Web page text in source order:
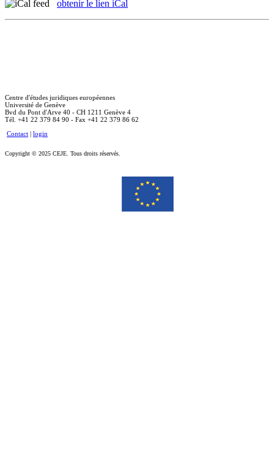
obtenir le lien iCal
Centre d'études juridiques européennes
Université de Genève
Bvd du Pont d'Arve 40 - CH 1211 Genève 4
Tél. +41 22 379 84 90 - Fax +41 22 379 86 62
Contact | login
Copyright © 2025 CEJE. Tous droits réservés.